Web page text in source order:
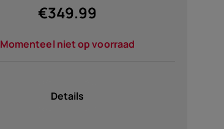
€349.99
Momenteel niet op voorraad
Details